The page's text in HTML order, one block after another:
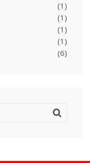
(1)
(1)
(1)
(1)
(6)